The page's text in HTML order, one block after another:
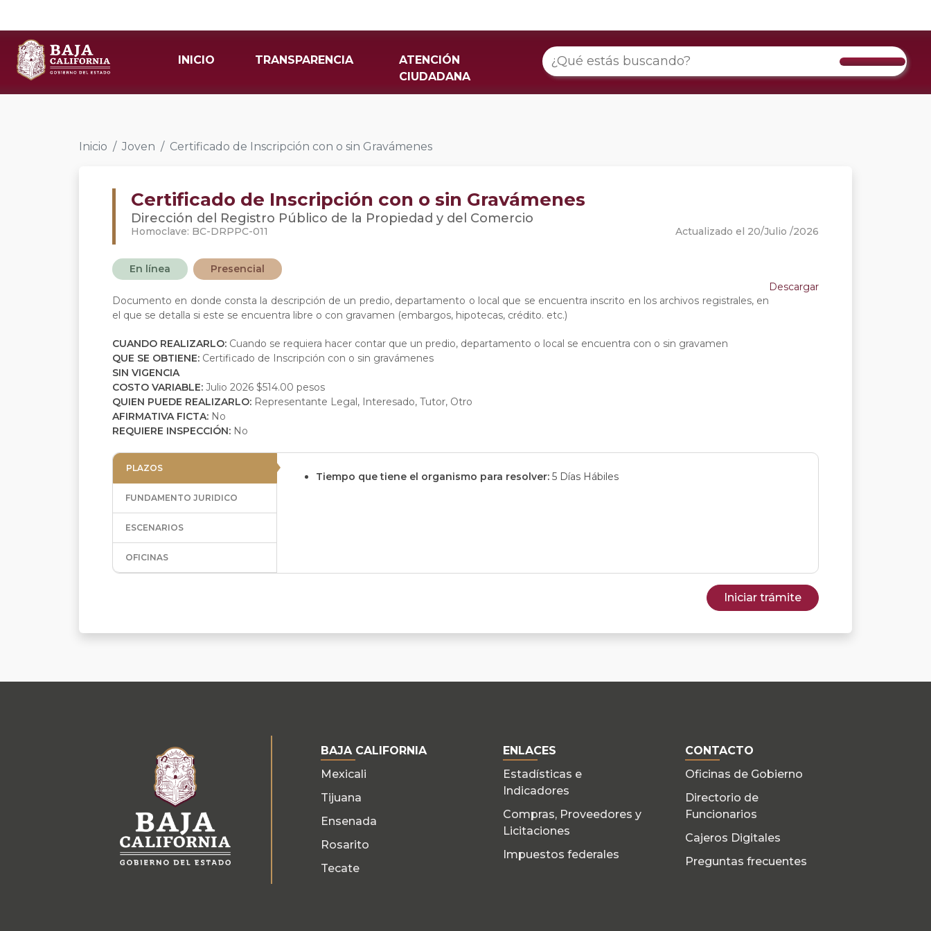
INICIO TRANSPARENCIA
ATENCIÓN
CIUDADANA
Inicio Joven Certificado de Inscripción con o sin Gravámenes
Certificado de Inscripción con o sin Gravámenes
Dirección del Registro Público de la Propiedad y del Comercio
Homoclave: BC-DRPPC-011 Actualizado el 20/Julio /2026
En línea
Presencial
Descargar
Documento en donde consta la descripción de un predio, departamento o local que se encuentra inscrito en los archivos registrales, en
el que se detalla si este se encuentra libre o con gravamen (embargos, hipotecas, crédito. etc.)
CUANDO REALIZARLO: Cuando se requiera hacer contar que un predio, departamento o local se encuentra con o sin gravamen
QUE SE OBTIENE: Certificado de Inscripción con o sin gravámenes
SIN VIGENCIA
COSTO VARIABLE: Julio 2026 $514.00 pesos
QUIEN PUEDE REALIZARLO: Representante Legal, Interesado, Tutor, Otro
AFIRMATIVA FICTA: No
REQUIERE INSPECCIÓN: No
PLAZOS
FUNDAMENTO JURIDICO
ESCENARIOS
OFICINAS
Tiempo que tiene el organismo para resolver: 5 Días Hábiles
Iniciar trámite
BAJA CALIFORNIA
Mexicali
Tijuana
Ensenada
Rosarito
Tecate
ENLACES
Estadísticas e
Indicadores
Compras, Proveedores y
Licitaciones
Impuestos federales
CONTACTO
Oficinas de Gobierno
Directorio de
Funcionarios
Cajeros Digitales
Preguntas frecuentes